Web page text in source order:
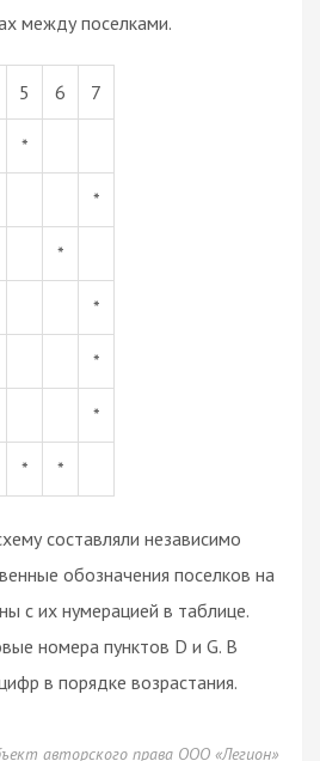
между поселками.
5 6 7
*
*
*
*
*
*
* *
составляли независимо
обозначения поселков на
с их нумерацией в таблице.
номера пунктов D и G. В
в порядке возрастания.
авторского права ООО «Легион»